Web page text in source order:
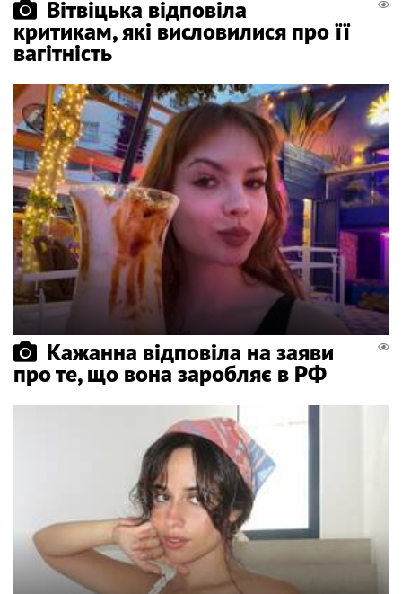
Вітвіцька відповіла
критикам, які висловилися про її
вагітність
Кажанна відповіла на заяви
про те, що вона заробляє в РФ